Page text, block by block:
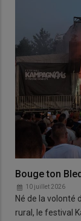
Bouge ton
10 juillet 2026
Né de la
rural, le festival